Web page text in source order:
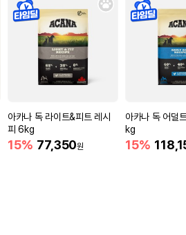
아카나 독 라이트&피트 레시
피 6kg
15% 77,350원
아카나 독 어덜
kg
15%